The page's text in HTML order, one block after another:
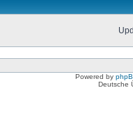
Powered by
Deutsche